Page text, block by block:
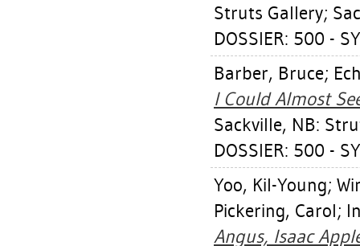
Struts Gallery;
DOSSIER: 500 -
Barber, Bruce;
I Could Almost
Sackville, NB:
DOSSIER: 500 -
Yoo, Kil-Young;
Pickering, Carol;
Angus, Isaac